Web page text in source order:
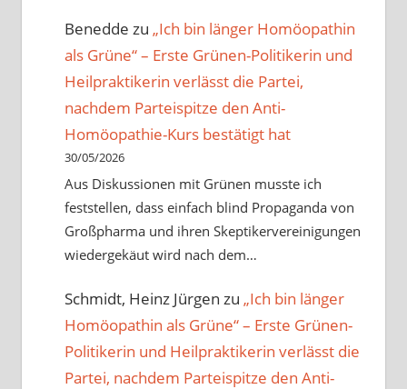
Benedde zu „Ich bin länger Homöopathin
als Grüne“ – Erste Grünen-Politikerin und
Heilpraktikerin verlässt die Partei,
nachdem Parteispitze den Anti-
Homöopathie-Kurs bestätigt hat
30/05/2026
Aus Diskussionen mit Grünen musste ich
feststellen, dass einfach blind Propaganda von
Großpharma und ihren Skeptikervereinigungen
wiedergekäut wird nach dem…
Schmidt, Heinz Jürgen zu „Ich bin länger
Homöopathin als Grüne“ – Erste Grünen-
Politikerin und Heilpraktikerin verlässt die
Partei, nachdem Parteispitze den Anti-